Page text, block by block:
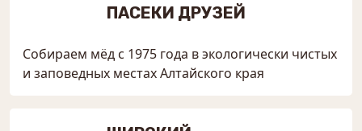
ПАСЕКИ ДРУЗЕЙ
Собираем мёд с 1975 года в экологически чистых
и заповедных местах Алтайского края